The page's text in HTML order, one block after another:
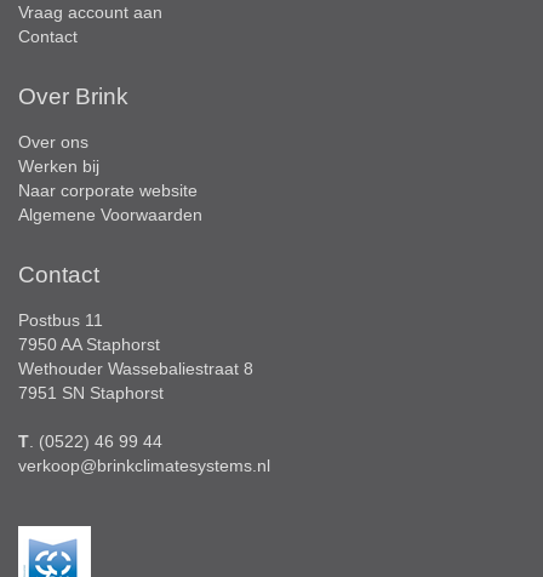
Vraag account aan
Contact
Over Brink
Over ons
Werken bij
Naar corporate website
Algemene Voorwaarden
Contact
Postbus 11
7950 AA Staphorst
Wethouder Wassebaliestraat 8
7951 SN Staphorst
T . (0522) 46 99 44
verkoop@brinkclimatesystems.nl